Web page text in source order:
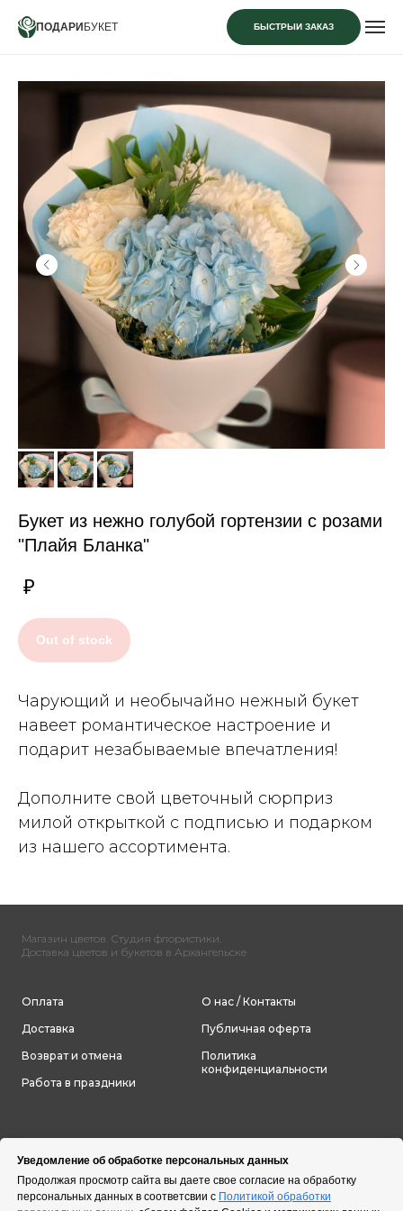
ПОДАРИ БУКЕТ БЫСТРЫЙ ЗАКАЗ
Уведомление об обработке персональных данных
Продолжая просмотр сайта вы даете свое согласие на обработку
персональных данных в соответсвии с Политикой обработки
Букет из нежно голубой гортензии с розами
"Плайя Бланка"
₽
Out of stock
Чарующий и необычайно нежный букет
навеет романтическое настроение и
подарит незабываемые впечатления!
Дополните свой цветочный сюрприз
милой открыткой с подписью и подарком
из нашего ассортимента.
Магазин цветов. Студия флористики.
Доставка цветов и букетов в Архангельске
Оплата
Доставка
Возврат и отмена
Работа в праздники
О нас / Контакты
Публичная оферта
Политика
конфиденциальности